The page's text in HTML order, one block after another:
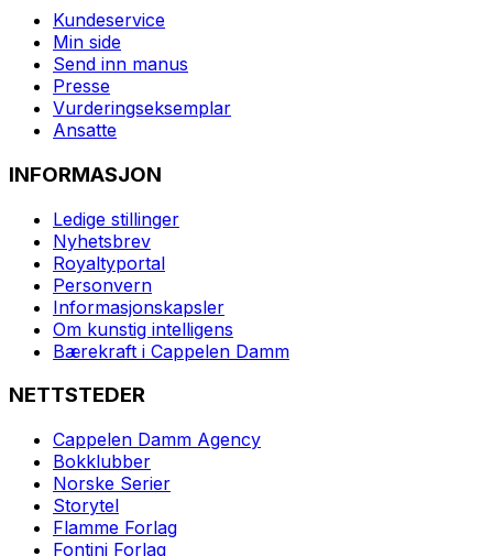
Kundeservice
Min side
Send inn manus
Presse
Vurderingseksemplar
Ansatte
INFORMASJON
Ledige stillinger
Nyhetsbrev
Royaltyportal
Personvern
Informasjonskapsler
Om kunstig intelligens
Bærekraft i Cappelen Damm
NETTSTEDER
Cappelen Damm Agency
Bokklubber
Norske Serier
Storytel
Flamme Forlag
Fontini Forlag